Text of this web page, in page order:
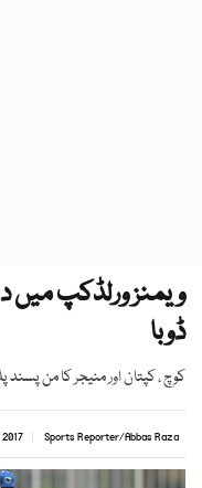
ویمنز ورلڈکپ میں
ڈوبا
کوچ ، کپتان اور منیجر کا من
Sports Reporter/Abbas Raza